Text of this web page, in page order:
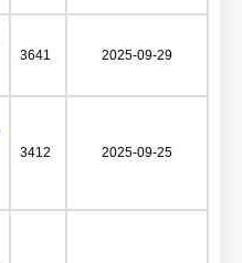
3641 2025-09-29
3412 2025-09-25